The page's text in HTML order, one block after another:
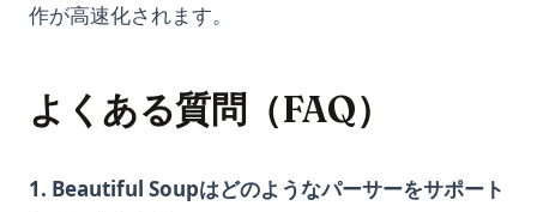
作が高速化されます。
よくある質問（FAQ）
1. Beautiful Soupはどのようなパーサーをサポート